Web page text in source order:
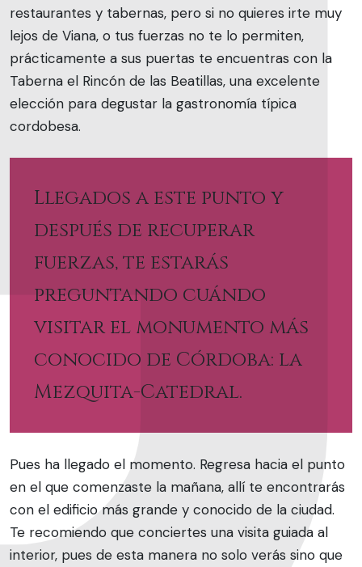
restaurantes y tabernas, pero si no quieres irte muy
lejos de Viana, o tus fuerzas no te lo permiten,
prácticamente a sus puertas te encuentras con la
Taberna el Rincón de las Beatillas, una excelente
elección para degustar la gastronomía típica
cordobesa.
Llegados a este punto y
después de recuperar
fuerzas, te estarás
preguntando cuándo
visitar el monumento más
conocido de Córdoba: la
Mezquita-Catedral.
Pues ha llegado el momento. Regresa hacia el punto
en el que comenzaste la mañana, allí te encontrarás
con el edificio más grande y conocido de la ciudad.
Te recomiendo que conciertes una visita guiada al
interior, pues de esta manera no solo verás sino que